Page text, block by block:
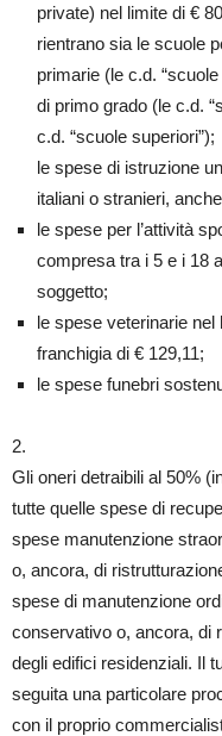
private) nel limite di €
rientrano sia le scuole
primarie (le c.d.
di primo grado (le c.d.
c.d. “scuole superiori”);
le spese di istruzione
italiani o stranieri,
le spese per l’attività
compresa tra i 5 e i 18
soggetto;
le spese veterinarie
franchigia di € 129,11;
le spese funebri
2.
Gli oneri detraibili al 50%
tutte quelle spese di
spese manutenzione
o, ancora, di
spese di manutenzione
conservativo o, ancora, di
degli edifici residenziali. Il
seguita una particolare
con il proprio